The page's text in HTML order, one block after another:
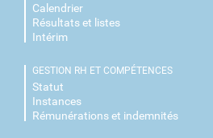
Calendrier
Résultats et listes
Intérim
GESTION RH ET COMPÉTENCES
Statut
Instances
Rémunérations et indemnités